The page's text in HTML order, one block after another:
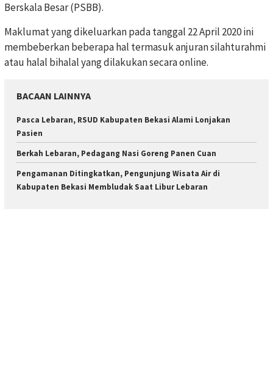
Berskala Besar (PSBB).
Maklumat yang dikeluarkan pada tanggal 22 April 2020 ini
membeberkan beberapa hal termasuk anjuran silahturahmi
atau halal bihalal yang dilakukan secara online.
BACAAN LAINNYA
Pasca Lebaran, RSUD Kabupaten Bekasi Alami Lonjakan
Pasien
Berkah Lebaran, Pedagang Nasi Goreng Panen Cuan
Pengamanan Ditingkatkan, Pengunjung Wisata Air di
Kabupaten Bekasi Membludak Saat Libur Lebaran